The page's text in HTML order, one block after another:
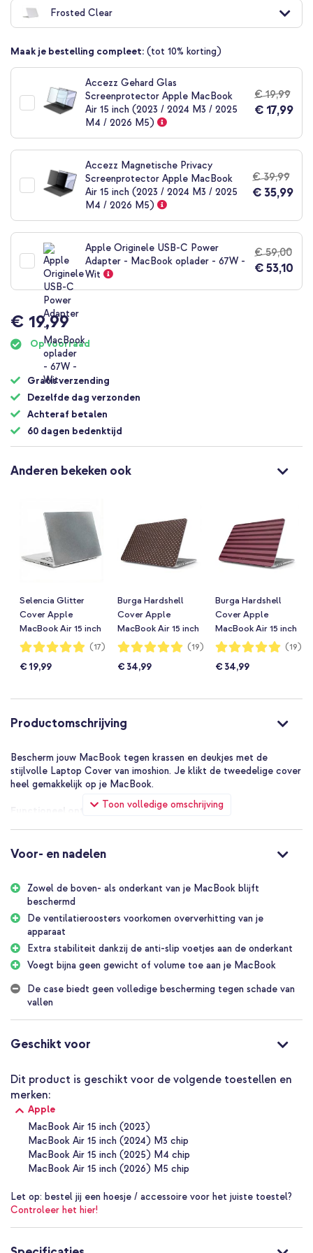
het
begin
de
afbeeldingen-
Frosted Clear
Maak je bestelling compleet: (tot 10% korting)
Accezz Gehard Glas
Screenprotector Apple MacBook
Air 15 inch (2023 / 2024 M3 / 2025
M4 / 2026 M5)
€ 19,99
€ 17,99
Accezz Magnetische Privacy
Screenprotector Apple MacBook
Air 15 inch (2023 / 2024 M3 / 2025
M4 / 2026 M5)
€ 39,99
€ 35,99
Apple Originele USB-C Power
Adapter - MacBook oplader - 67W -
Wit
€ 59,00
€ 53,10
€ 19,99
Op voorraad
Gratis verzending
Dezelfde dag verzonden
Achteraf betalen
60 dagen bedenktijd
Anderen bekeken ook
Selencia Glitter
Cover Apple
MacBook Air 15 inch
(2023 / 2024 M3 /
M5) - Transparant
Waardering:
98%
(17)
€ 19,99
Burga Hardshell
Cover Apple
MacBook Air 15 inch
(2023 / 2024 M3 /
M5) - Sorry Busy
Waardering:
100%
(19)
€ 34,99
Burga Hardshell
Cover Apple
MacBook Air 15 inch
(2023 / 2024 M3 /
M5) - Spellbound
Waardering:
100%
(19)
€ 34,99
Productomschrijving
Toon volledige omschrijving
Bescherm jouw MacBook tegen krassen en deukjes met de
stijlvolle Laptop Cover van imoshion. Je klikt de tweedelige cover
heel gemakkelijk op je MacBook.
Functioneel ontwerp
blijft je MacBook goed op zijn plek staan door de anti-slip voetjes.
Volledige bescherming
Omdat deze laptop cover uit twee delen bestaat, een boven- en
een onderkant, is deze makkelijk te plaatsen op je MacBook. In
twee klikken is je MacBook beschermd tegen krassen en stoten.
Vooral handig wanneer je jouw MacBook vaak in een tas
meeneemt, waarbij hij in contact is met andere spullen.
Slank en stijlvol design
van de cover. Het stevige, kunststof materiaal weegt bijna niets
en zal dus geen extra gewicht toevoegen.
Gemaakt van stevig kunststof materiaal
De cover beschermt zowel de boven- als onderkant van jouw
MacBook
Je behoudt het dunne design van jouw MacBook dankzij het
slanke ontwerp
Door het ventilatierooster wordt de warmte goed afgevoerd
Inclusief 1 jaar garantie
Voor- en nadelen
Zowel de boven- als onderkant van je MacBook blijft
beschermd
De ventilatieroosters voorkomen oververhitting van je
apparaat
Extra stabiliteit dankzij de anti-slip voetjes aan de onderkant
Voegt bijna geen gewicht of volume toe aan je MacBook
De case biedt geen volledige bescherming tegen schade van
vallen
Geschikt voor
Dit product is geschikt voor de volgende toestellen en
merken:
Apple
MacBook Air 15 inch (2023)
MacBook Air 15 inch (2024) M3 chip
MacBook Air 15 inch (2025) M4 chip
MacBook Air 15 inch (2026) M5 chip
Let op: bestel jij een hoesje / accessoire voor het juiste toestel?
Controleer het hier!